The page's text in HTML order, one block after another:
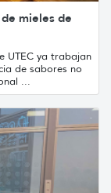
mieles de
UTEC ya trabajan
de sabores no
...